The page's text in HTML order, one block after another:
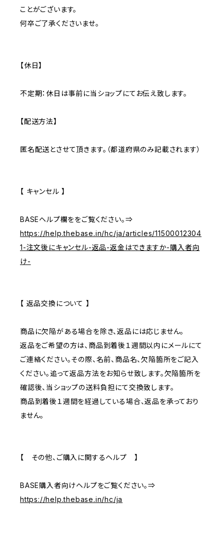
ことがございます。
何卒ご了承くださいませ。
【休日】
不定期：休日は事前に当ショップにてお伝え致します。
【配送方法】
匿名配送とさせて頂きます。（都道府県のみ記載されます）
【 キャンセル 】
BASEヘルプ欄ををご覧ください。⇒
https://help.thebase.in/hc/ja/articles/11500012304
1-注文後にキャンセル-返品-返金はできますか-購入者向
け-
【 返品交換について 】
商品に欠陥がある場合を除き、返品には応じません。
返品をご希望の方は、商品到着後１週間以内にメールにて
ご連絡ください。その際、名前、商品名、欠陥箇所をご記入
ください。追って返品方法をお知らせ致します。欠陥箇所を
確認後、当ショップの送料負担にて交換致します。
商品到着後１週間を経過している場合、返品を承っており
ません。
【 その他、ご購入に関するヘルプ 】
BASE購入者向けヘルプをご覧ください。⇒
https://help.thebase.in/hc/ja